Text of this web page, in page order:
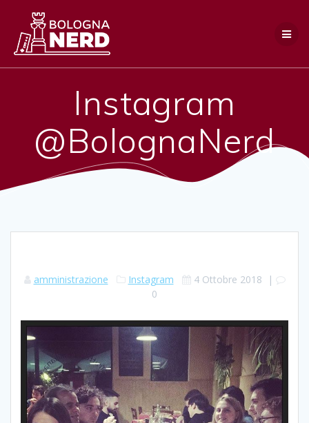
Instagram
@BolognaNerd
amministrazione Instagram 4 Ottobre 2018 |
0